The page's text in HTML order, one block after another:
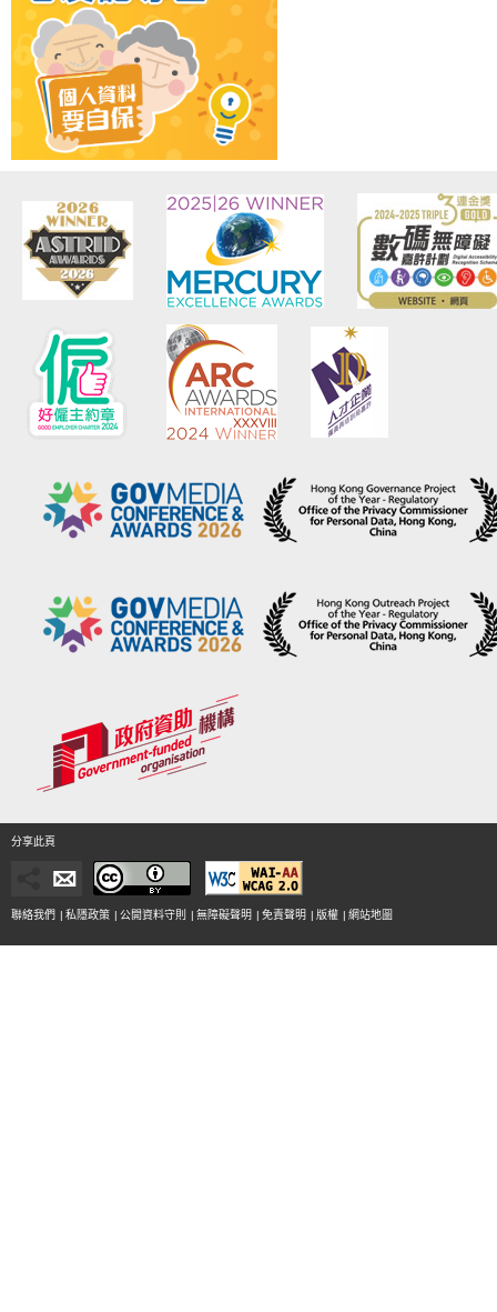
分享此頁
聯絡我們 | 私隱政策 | 公開資料守則 | 無障礙聲明 | 免責聲明 | 版權 | 網站地圖